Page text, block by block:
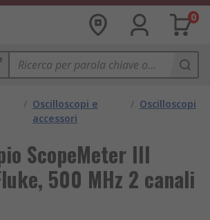
0
/ Oscilloscopi e
accessori
/ Oscilloscopi
ScopeMeter III
500 MHz 2 canali